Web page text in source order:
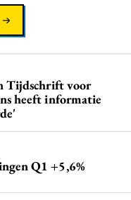
Tijdschrift voor
heeft informatie
Q1 +5,6%